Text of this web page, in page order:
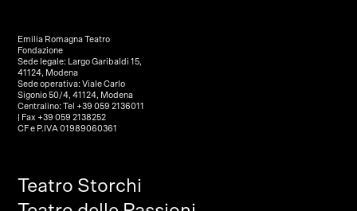
Emilia Romagna Teatro
Fondazione
Sede legale: Largo Garibaldi 15,
41124, Modena
Sede operativa: Viale Carlo
Sigonio 50/4, 41124, Modena
Centralino: Tel +39 059 2136011
| Fax +39 059 2138252
CF e P.IVA 01989060361
Teatro Storchi